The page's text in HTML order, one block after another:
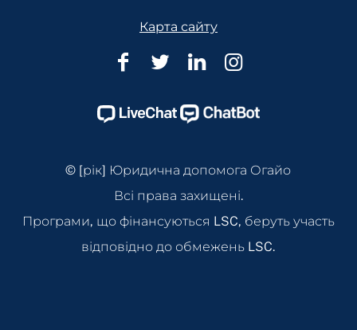
Карта сайту
Юридична
Огайо
Page
Юридична
Огайо
Page
Юридична
Огайо
Page
Юридична
Огайо
Page
© [рік] Юридична допомога Огайо
Всі права захищені.
Програми, що фінансуються LSC, беруть участь
відповідно до обмежень LSC.